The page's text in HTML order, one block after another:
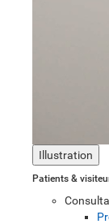
Illustration
Patients &